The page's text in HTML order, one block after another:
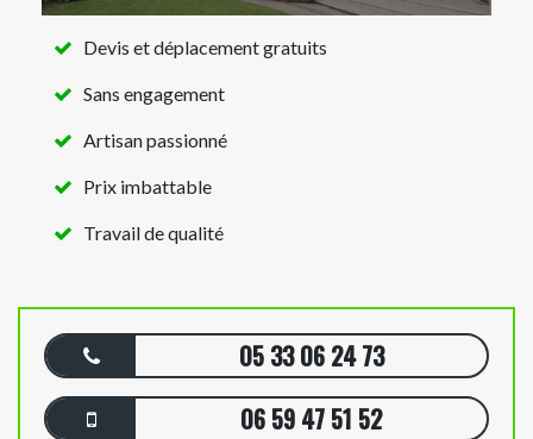
Devis et déplacement gratuits
Sans engagement
Artisan passionné
Prix imbattable
Travail de qualité
05 33 06 24 73
06 59 47 51 52